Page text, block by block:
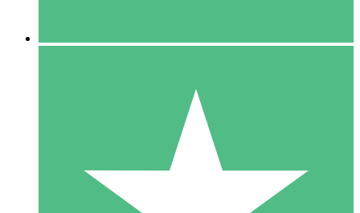
10 Downloads
20 00